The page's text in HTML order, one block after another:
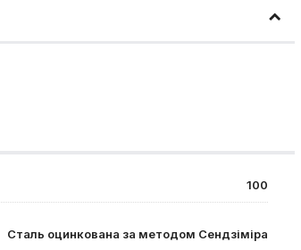
100
Сталь оцинкована за методом Сендзіміра